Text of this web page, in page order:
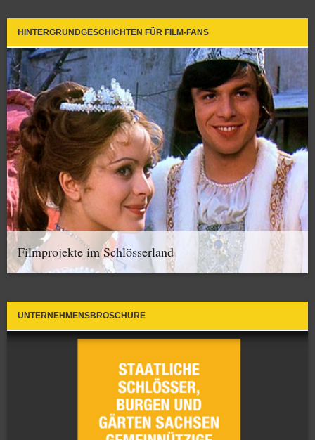
HINTERGRUNDGESCHICHTEN FÜR FILM-FANS
Filmprojekte im Schlösserland
UNTERNEHMENSBROSCHÜRE